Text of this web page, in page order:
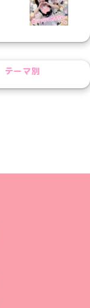
テーマ別
カウント
カウント公式アカウント
んFacebook公式アカウン
ーみんYouTube公式アカ